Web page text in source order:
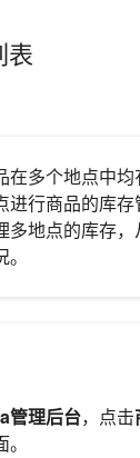
表
在多个地点中
进行商品的库
多地点的库存
管理后台，点击